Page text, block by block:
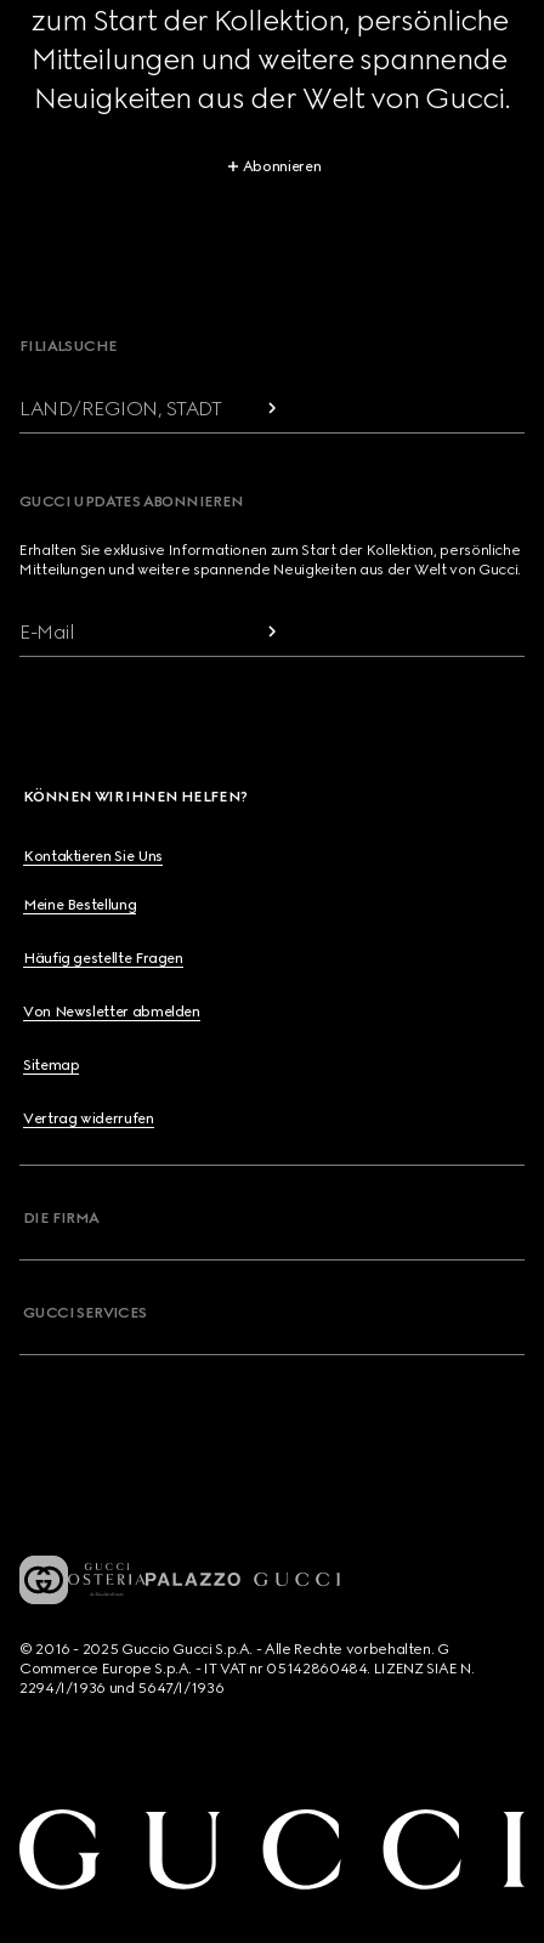
zum Start der Kollektion, persönliche
Mitteilungen und weitere spannende
Neuigkeiten aus der Welt von Gucci.
Abonnieren
FILIALSUCHE
LAND/REGION, STADT
GUCCI UPDATES ABONNIEREN
Erhalten Sie exklusive Informationen zum Start der Kollektion, persönliche
Mitteilungen und weitere spannende Neuigkeiten aus der Welt von Gucci.
E-Mail
KÖNNEN WIR IHNEN HELFEN?
Kontaktieren Sie Uns
Meine Bestellung
Häufig gestellte Fragen
Von Newsletter abmelden
Sitemap
Vertrag widerrufen
DIE FIRMA
GUCCI SERVICES
© 2016 - 2025 Guccio Gucci S.p.A. - Alle Rechte vorbehalten. G
Commerce Europe S.p.A. - IT VAT nr 05142860484. LIZENZ SIAE N.
2294/I/1936 und 5647/I/1936